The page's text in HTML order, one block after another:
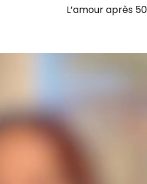
L’amour après